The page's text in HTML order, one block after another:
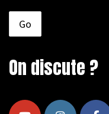
On discute ?